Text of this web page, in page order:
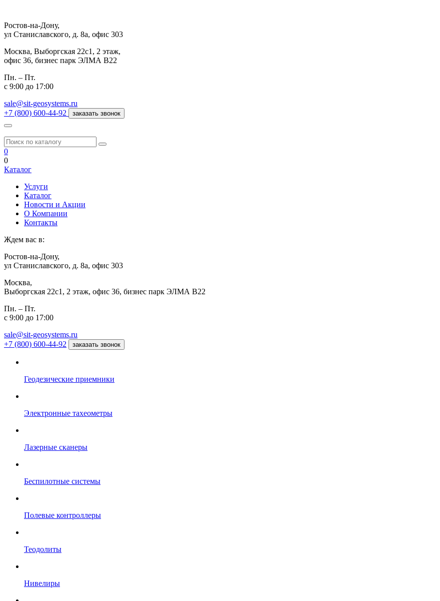
Ростов-на-Дону,
ул Станиславского, д. 8а, офис 303
Москва, Выборгская 22с1, 2 этаж,
офис 36, бизнес парк ЭЛМА В22
Пн. – Пт.
с 9:00 до 17:00
sale@sit-geosystems.ru
+7 (800) 600-44-92
заказать звонок
0
0
Каталог
Услуги
Каталог
Новости и Акции
О Компании
Контакты
Ждем вас в:
Ростов-на-Дону,
ул Станиславского, д. 8а, офис 303
Москва,
Выборгская 22с1, 2 этаж, офис 36, бизнес парк ЭЛМА В22
Пн. – Пт.
с 9:00 до 17:00
sale@sit-geosystems.ru
+7 (800) 600-44-92
заказать звонок
Геодезические приемники
Электронные тахеометры
Лазерные сканеры
Беспилотные системы
Полевые контроллеры
Теодолиты
Нивелиры